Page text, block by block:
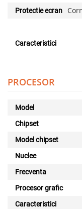
Protectie ecran
Caracteristici
PROCESOR
Model
Chipset
Model chipset
Nuclee
Frecventa
Procesor grafic
Caracteristici